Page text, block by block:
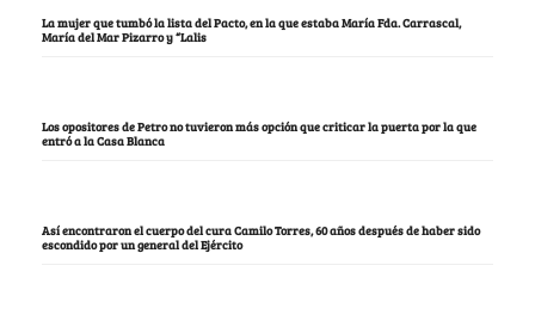
La mujer que tumbó la lista del Pacto, en la que estaba María Fda. Carrascal,
María del Mar Pizarro y “Lalis
Los opositores de Petro no tuvieron más opción que criticar la puerta por la que
entró a la Casa Blanca
Así encontraron el cuerpo del cura Camilo Torres, 60 años después de haber sido
escondido por un general del Ejército